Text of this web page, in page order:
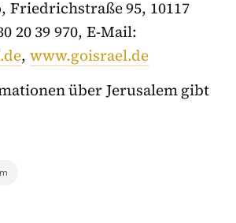
Friedrichstraße 95, 10117
20 39 970, E-Mail:
, www.goisrael.de
über Jerusalem gibt